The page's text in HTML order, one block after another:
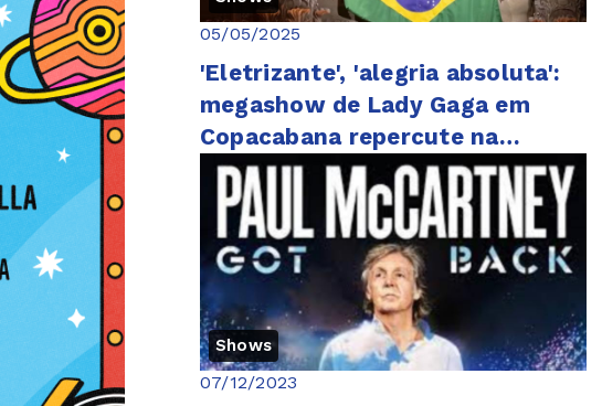
05/05/2025
'Eletrizante', 'alegria absoluta':
megashow de Lady Gaga em
Copacabana repercute na
imprensa internacional
Shows
07/12/2023